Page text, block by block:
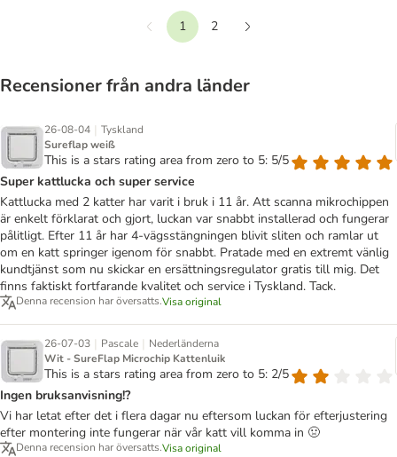
Föregående
1
2
Recensioner från andra länder
26-08-04 | Tyskland
Sureflap weiß
This is a stars rating area from zero to 5: 5/5
Super kattlucka och super service
Kattlucka med 2 katter har varit i bruk i 11 år. Att scanna mikrochippen
är enkelt förklarat och gjort, luckan var snabbt installerad och fungerar
pålitligt. Efter 11 år har 4-vägsstängningen blivit sliten och ramlar ut
om en katt springer igenom för snabbt. Pratade med en extremt vänlig
kundtjänst som nu skickar en ersättningsregulator gratis till mig. Det
finns faktiskt fortfarande kvalitet och service i Tyskland. Tack.
Denna recension har översatts.Visa original
26-07-03 | Pascale | Nederländerna
Wit - SureFlap Microchip Kattenluik
This is a stars rating area from zero to 5: 2/5
Ingen bruksanvisning!?
Vi har letat efter det i flera dagar nu eftersom luckan för efterjustering
efter montering inte fungerar när vår katt vill komma in 🤢
Denna recension har översatts.Visa original